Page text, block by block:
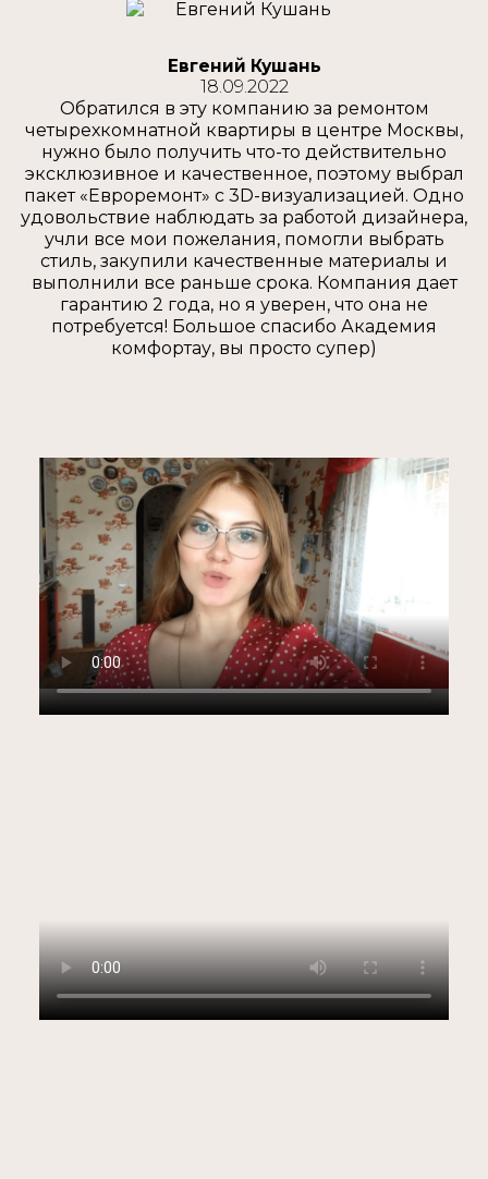
Евгений Кушань
18.09.2022
Обратился в эту компанию за ремонтом
четырехкомнатной квартиры в центре Москвы,
нужно было получить что-то действительно
эксклюзивное и качественное, поэтому выбрал
пакет «Евроремонт» с 3D-визуализацией. Одно
удовольствие наблюдать за работой дизайнера,
учли все мои пожелания, помогли выбрать
стиль, закупили качественные материалы и
выполнили все раньше срока. Компания дает
гарантию 2 года, но я уверен, что она не
потребуется! Большое спасибо Академия
комфортау, вы просто супер)